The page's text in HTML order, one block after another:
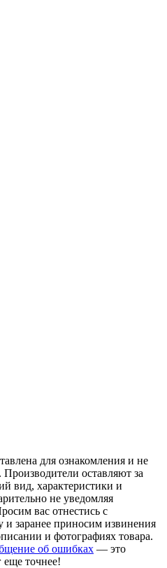
для ознакомления и не
оставляют за
вид, характеристики и
не уведомляя
вас отнестись с
заранее приносим извинения
и фотографиях товара.
об ошибках — это
еще точнее!